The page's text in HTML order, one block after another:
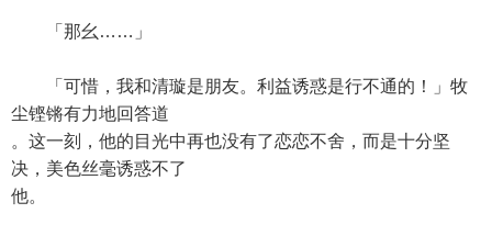
「那幺……」
「可惜，我和清璇是朋友。利益诱惑是行不通的！」牧
尘铿锵有力地回答道
。这一刻，他的目光中再也没有了恋恋不舍，而是十分坚
决，美色丝毫诱惑不了
他。